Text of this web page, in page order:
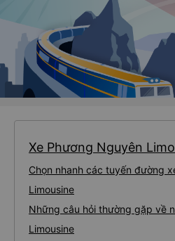
Xe Phương Nguyên
Chọn nhanh các tuyến đường
Limousine
Những câu hỏi thường gặp về
Limousine